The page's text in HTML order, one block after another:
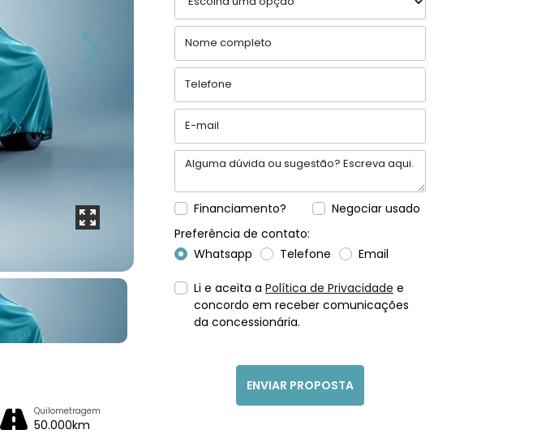
Financiamento?
Negociar usado
Preferência de contato:
Whatsapp
Telefone Email
Li e aceita a Política de Privacidade e
concordo em receber comunicações
da concessionária.
ENVIAR PROPOSTA
Quilometragem
50.000km